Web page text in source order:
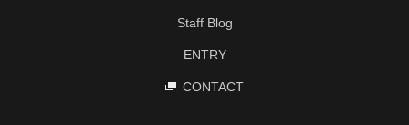
Staff Blog
ENTRY
CONTACT